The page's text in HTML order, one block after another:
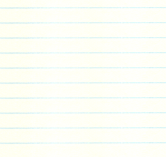
Seat:
Seat Leon 1M